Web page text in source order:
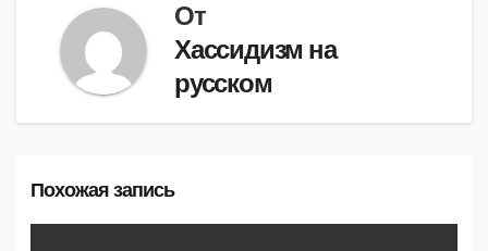
От
Хассидизм на
русском
Похожая запись